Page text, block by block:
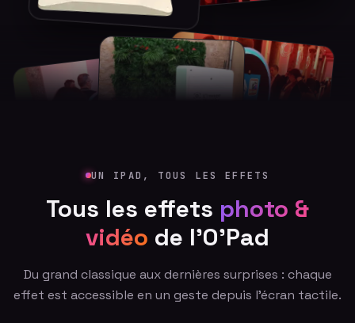
UN IPAD, TOUS LES EFFETS
Tous les effets photo &
vidéo de l'O'Pad
Du grand classique aux dernières surprises : chaque
effet est accessible en un geste depuis l'écran tactile.